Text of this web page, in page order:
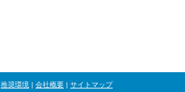
推奨環境 | 会社概要 | サイトマップ